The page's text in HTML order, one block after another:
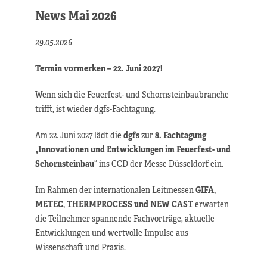
News Mai 2026
29.05.2026
Termin vormerken – 22. Juni 2027!
Wenn sich die Feuerfest- und Schornsteinbaubranche
trifft, ist wieder dgfs-Fachtagung.
Am 22. Juni 2027 lädt diedgfszur8. Fachtagung
„Innovationen und Entwicklungen im Feuerfest- und
Schornsteinbau“ins CCD der Messe Düsseldorf ein.
Im Rahmen der internationalen LeitmessenGIFA,
METEC, THERMPROCESS und NEW CASTerwarten
die Teilnehmer spannende Fachvorträge, aktuelle
Entwicklungen und wertvolle Impulse aus
Wissenschaft und Praxis.